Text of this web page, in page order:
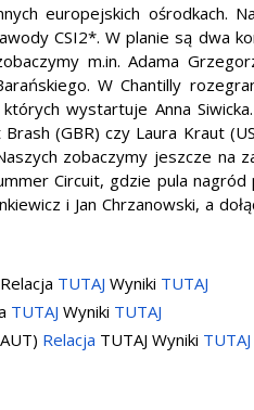
europejskich ośrodkach.
CSI2*. W planie są dwa
m.in. Adama
W Chantilly
wystartuje Anna Siwicka.
(GBR) czy Laura Kraut
zobaczymy jeszcze na
Circuit, gdzie pula nagród
i Jan Chrzanowski, a
TUTAJ Wyniki TUTAJ
TUTAJ Wyniki TUTAJ
Relacja TUTAJ Wyniki TUTAJ